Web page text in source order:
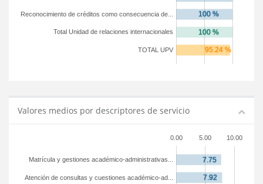
TOTAL UPV
Total Unidad de relaciones internacionales
Reconocimiento de créditos como consecuencia de...
Valores medios por descriptores de servicio
0.00 5.00 10.00
Atención de consultas y cuestiones académico-ad...
Matrícula y gestiones académico-administrativas...